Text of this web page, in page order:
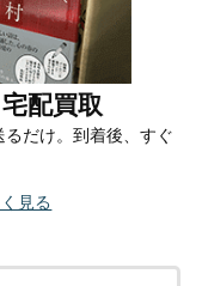
配買取
だけ。到着後、すぐ
見る